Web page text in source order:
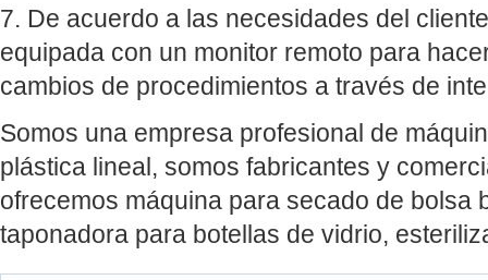
7. De acuerdo a las necesidades del
equipada con un monitor remoto para
cambios de procedimientos a través de
Somos una empresa profesional de
plástica lineal, somos fabricantes y
ofrecemos máquina para secado de bolsa
taponadora para botellas de vidrio,